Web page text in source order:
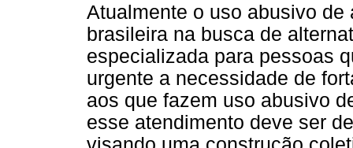
Atualmente o uso abusivo
brasileira na busca de
especializada para pessoas
urgente a necessidade de
aos que fazem uso abusivo
esse atendimento deve ser